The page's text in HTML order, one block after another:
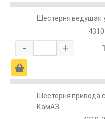
Шестерня ведущая
- +
Ä
Шестерня привода
КамАЗ